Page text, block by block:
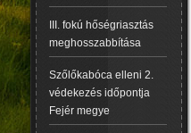
III. fokú hőségriasztás
meghosszabbítása
Szőlőkabóca elleni 2.
védekezés időpontja
Fejér megye